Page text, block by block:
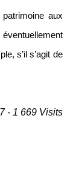
aux
éventuellement
s’il s’agit de
- 1 669 Visits